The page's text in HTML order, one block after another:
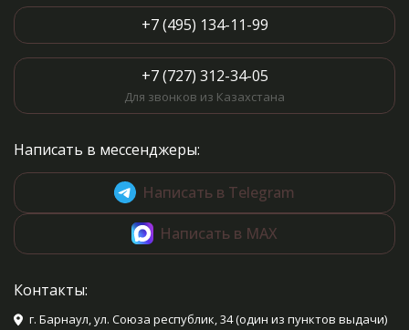
+7 (495) 134-11-99
+7 (727) 312-34-05
Для звонков из Казахстана
Написать в мессенджеры:
Написать в Telegram
Написать в MAX
Контакты:
г. Барнаул, ул. Союза республик, 34 (один из пунктов выдачи)